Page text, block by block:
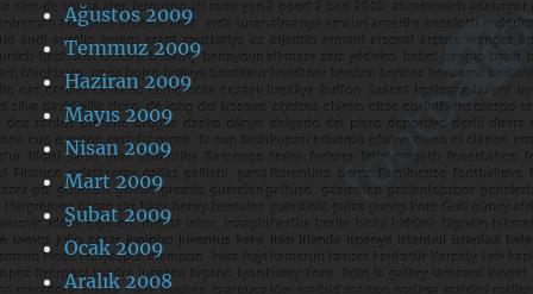
Ağustos 2009
Temmuz 2009
Haziran 2009
Mayıs 2009
Nisan 2009
Mart 2009
Şubat 2009
Ocak 2009
Aralık 2008